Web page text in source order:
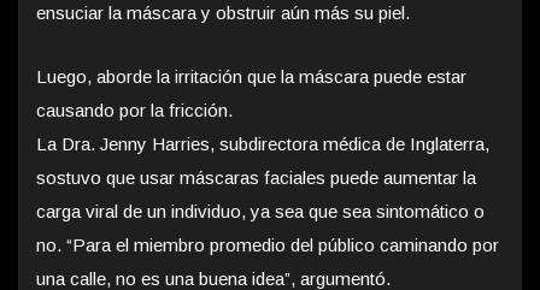
ensuciar la máscara y obstruir aún más su piel.
Luego, aborde la irritación que la máscara puede estar
causando por la fricción.
La Dra. Jenny Harries, subdirectora médica de Inglaterra,
sostuvo que usar máscaras faciales puede aumentar la
carga viral de un individuo, ya sea que sea sintomático o
no. “Para el miembro promedio del público caminando por
una calle, no es una buena idea”, argumentó.